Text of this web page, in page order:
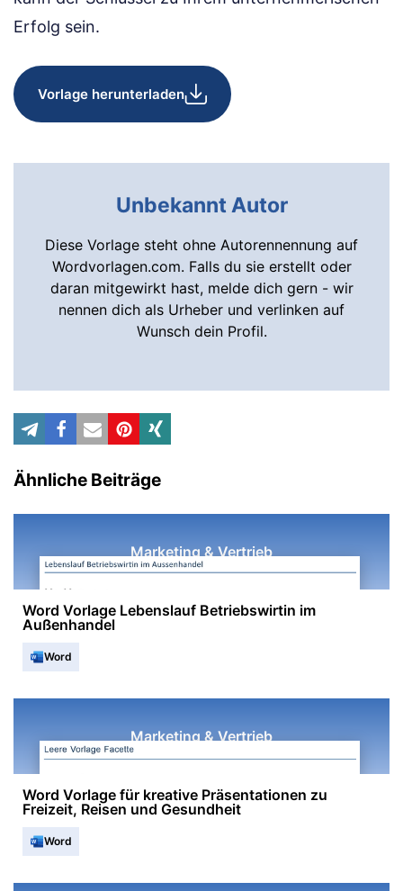
Erfolg sein.
Vorlage herunterladen
Unbekannt Autor
Diese Vorlage steht ohne Autorennennung auf
Wordvorlagen.com. Falls du sie erstellt oder
daran mitgewirkt hast, melde dich gern - wir
nennen dich als Urheber und verlinken auf
Wunsch dein Profil.
Ähnliche Beiträge
Marketing & Vertrieb
Word Vorlage Lebenslauf Betriebswirtin im
Außenhandel
Word
Marketing & Vertrieb
Word Vorlage für kreative Präsentationen zu
Freizeit, Reisen und Gesundheit
Word